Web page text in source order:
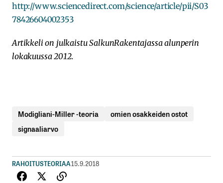
http://www.sciencedirect.com/science/article/pii/S03
78426604002353
Artikkeli on julkaistu SalkunRakentajassa alunperin
lokakuussa 2012.
Modigliani-Miller -teoria
omien osakkeiden ostot
signaaliarvo
RAHOITUSTEORIAA15.9.2018